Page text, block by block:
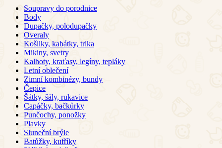
Soupravy do porodnice
Body
Dupačky, polodupačky
Overaly
Košilky, kabátky, trika
Mikiny, svetry
Kalhoty, kraťasy, legíny, tepláky
Letní oblečení
Zimní kombinézy, bundy
Čepice
Šátky, šály, rukavice
Capáčky, bačkůrky
Punčochy, ponožky
Plavky
Sluneční brýle
Batůžky, kufříky